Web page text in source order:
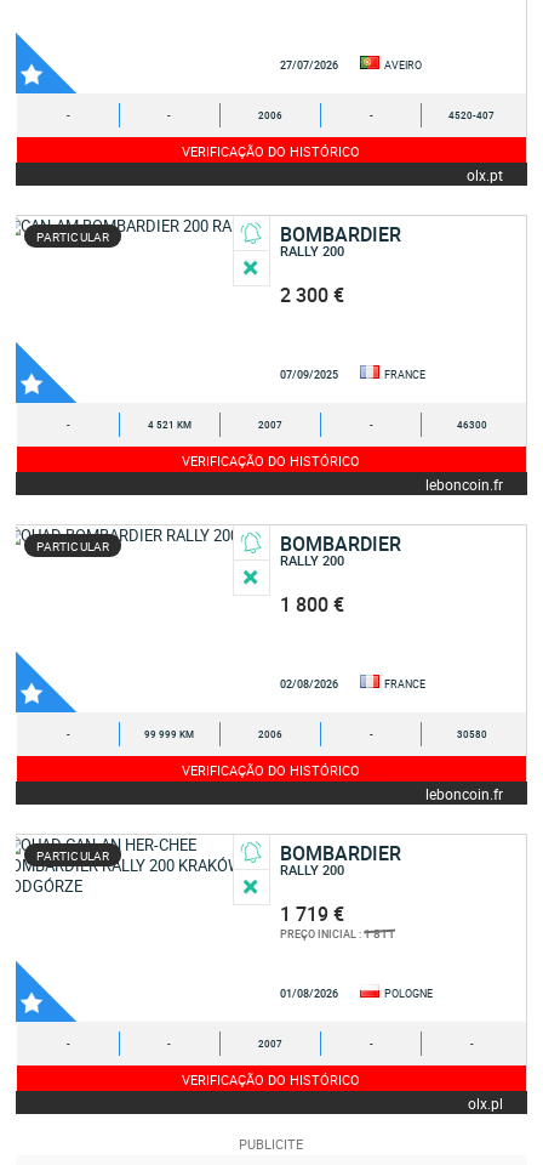
27/07/2026 AVEIRO
- - 2006 - 4520-407
VERIFICAÇÃO DO HISTÓRICO
olx.pt
PARTICULAR BOMBARDIER
RALLY 200
2 300 €
07/09/2025 FRANCE
- 4 521 KM 2007 - 46300
VERIFICAÇÃO DO HISTÓRICO
leboncoin.fr
PARTICULAR BOMBARDIER
RALLY 200
1 800 €
02/08/2026 FRANCE
- 99 999 KM 2006 - 30580
VERIFICAÇÃO DO HISTÓRICO
leboncoin.fr
PARTICULAR BOMBARDIER
RALLY 200
1 719 €
PREÇO INICIAL :1 811
01/08/2026 POLOGNE
- - 2007 - -
VERIFICAÇÃO DO HISTÓRICO
olx.pl